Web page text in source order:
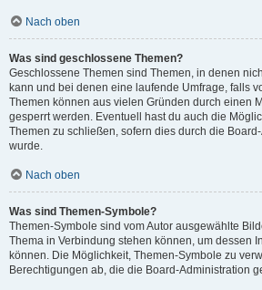
Nach oben
Was sind geschlossene Themen?
Geschlossene Themen sind Themen, in denen
kann und bei denen eine laufende Umfrage, falls
Themen können aus vielen Gründen durch einen
gesperrt werden. Eventuell hast du auch die
Themen zu schließen, sofern dies durch die
wurde.
Nach oben
Was sind Themen-Symbole?
Themen-Symbole sind vom Autor ausgewählte
Thema in Verbindung stehen können, um dessen
können. Die Möglichkeit, Themen-Symbole zu
Berechtigungen ab, die die Board-Administration